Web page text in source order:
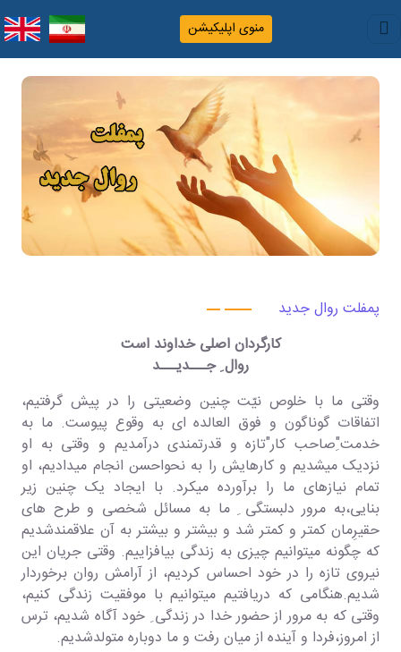
منوی اپلیکیشن
پمفلت روال جدید
کارگردان اصلی خداوند است
روال ِ جـــدیـــد
وقتی ما با خلوص نیّت چنین وضعیتی را در پیش گرفتیم،
اتفاقات گوناگون و فوق العالده ای به وقوع پیوست. ما به
خدمت"ِصاحب کار"تازه و قدرتمندی درآمدیم و وقتی به او
نزدیک میشدیم و کارهایش را به نحواحسن انجام میدادیم، او
تمام نیازهای ما را برآورده میکرد. با ایجاد یک چنین زیر
بنایی،به مرور دلبستگی ِ ما به مسائل شخصی و طرح های
حقیرِمان کمتر و کمتر شد و بیشتر و بیشتر به آن علاقمندشدیم
که چگونه میتوانیم چیزی به زندگی بیافزاییم. وقتی جریان این
نیروی تازه را در خود احساس کردیم، از آرامش روان برخوردار
شدیم.هنگامی که دریافتیم میتوانیم با موفقیت زندگی کنیم،
وقتی که به مرور از حضور خدا در زندگی ِ خود آگاه شدیم، ترس
از امروز،فردا و آینده از میان رفت و ما دوباره متولدشدیم.